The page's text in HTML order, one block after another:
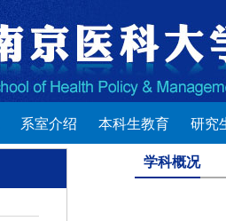
系室介绍 本科生教育 研究
学科概况